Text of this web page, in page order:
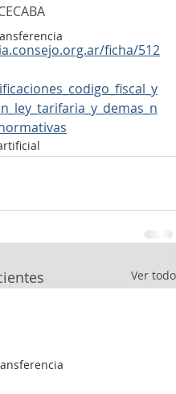
ficha/512
Ver todo